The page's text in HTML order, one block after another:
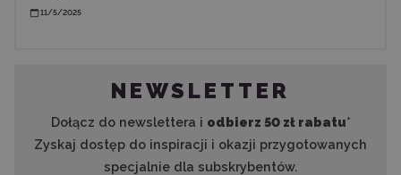
11/5/2025
NEWSLETTER
Dołącz do newslettera i odbierz 50 zł rabatu*
Zyskaj dostęp do inspiracji i okazji przygotowanych
specjalnie dla subskrybentów.